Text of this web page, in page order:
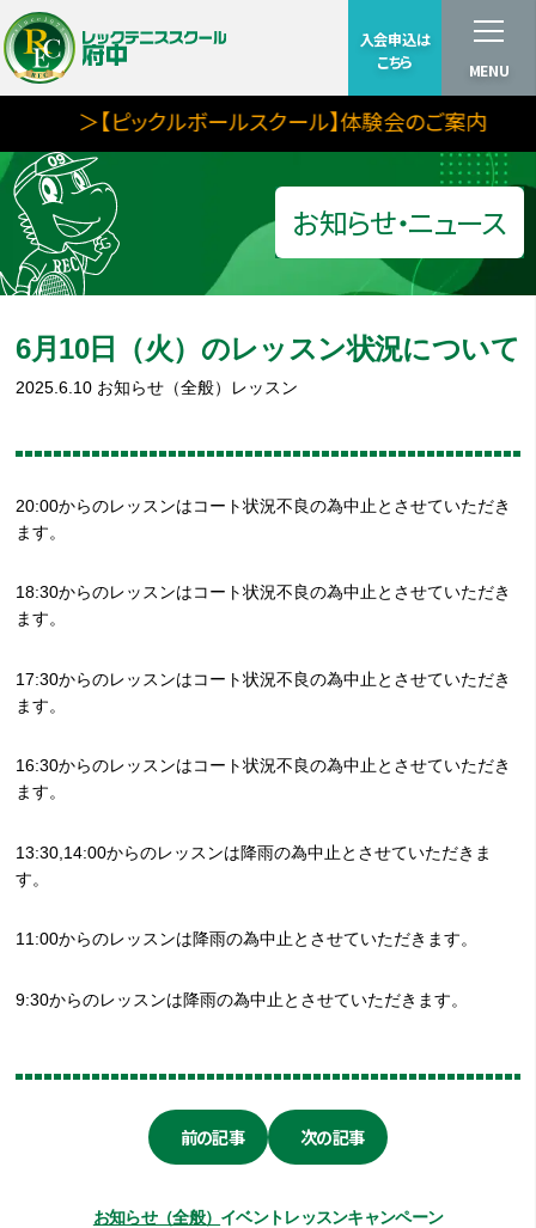
入会申込は
こちら
MENU
＞【ピックルボールスクール】体験会のご案内
お知らせ・ニュース
6月10日（火）のレッスン状況について
2025.6.10 お知らせ（全般） レッスン
20:00からのレッスンはコート状況不良の為中止とさせていただき
ます。
18:30からのレッスンはコート状況不良の為中止とさせていただき
ます。
17:30からのレッスンはコート状況不良の為中止とさせていただき
ます。
16:30からのレッスンはコート状況不良の為中止とさせていただき
ます。
13:30,14:00からのレッスンは降雨の為中止とさせていただきま
す。
11:00からのレッスンは降雨の為中止とさせていただきます。
9:30からのレッスンは降雨の為中止とさせていただきます。
前の記事 次の記事
お知らせ（全般） イベントレッスンキャンペーン